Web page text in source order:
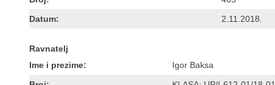
Datum:
2.11.2018.
Ravnatelj
Ime i prezime:
Igor Baksa